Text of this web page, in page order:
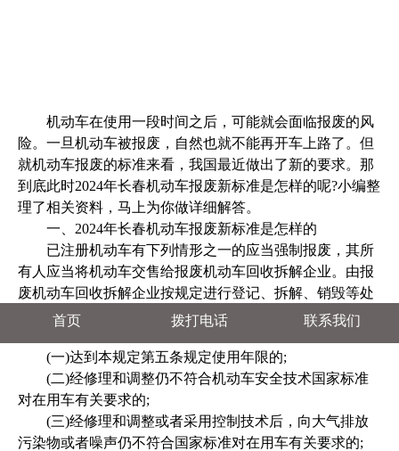
机动车在使用一段时间之后，可能就会面临报废的风
险。一旦机动车被报废，自然也就不能再开车上路了。但
就机动车报废的标准来看，我国最近做出了新的要求。那
到底此时2024年长春机动车报废新标准是怎样的呢?小编整
理了相关资料，马上为你做详细解答。
一、2024年长春机动车报废新标准是怎样的
已注册机动车有下列情形之一的应当强制报废，其所
有人应当将机动车交售给报废机动车回收拆解企业。由报
废机动车回收拆解企业按规定进行登记、拆解、销毁等处
理，并将报废机动车登记证书、号牌、行驶证交公安机关
(一)达到本规定第五条规定使用年限的;
(二)经修理和调整仍不符合机动车安全技术国家标准
对在用车有关要求的;
(三)经修理和调整或者采用控制技术后，向大气排放
污染物或者噪声仍不符合国家标准对在用车有关要求的;
首页 拨打电话 联系我们